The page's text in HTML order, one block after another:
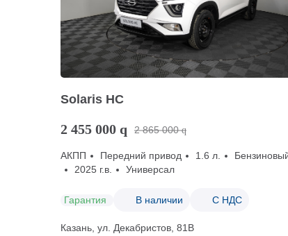
Solaris HC
2 455 000 q 2 865 000 q
АКПП Передний привод 1.6 л.
2025 г.в.
Универсал
Гарантия В наличии С НДС
Казань, ул. Декабристов, 81В